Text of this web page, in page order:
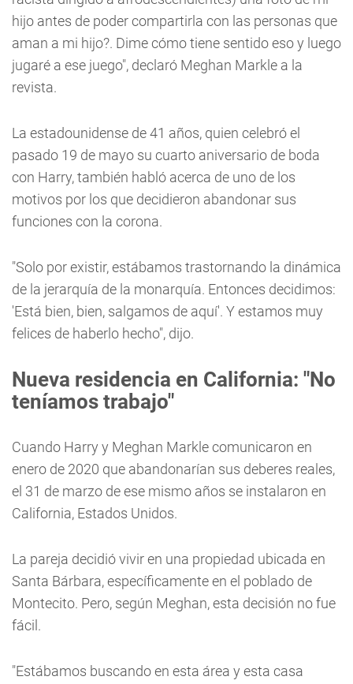
hijo antes de poder compartirla con las personas que
aman a mi hijo?. Dime cómo tiene sentido eso y luego
jugaré a ese juego", declaró Meghan Markle a la
revista.
La estadounidense de 41 años, quien celebró el
pasado 19 de mayo su cuarto aniversario de boda
con Harry, también habló acerca de uno de los
motivos por los que decidieron abandonar sus
funciones con la corona.
"Solo por existir, estábamos trastornando la dinámica
de la jerarquía de la monarquía. Entonces decidimos:
'Está bien, bien, salgamos de aquí'. Y estamos muy
felices de haberlo hecho", dijo.
Nueva residencia en California: "No
teníamos trabajo"
Cuando Harry y Meghan Markle comunicaron en
enero de 2020 que abandonarían sus deberes reales,
el 31 de marzo de ese mismo años se instalaron en
California, Estados Unidos.
La pareja decidió vivir en una propiedad ubicada en
Santa Bárbara, específicamente en el poblado de
Montecito. Pero, según Meghan, esta decisión no fue
fácil.
"Estábamos buscando en esta área y esta casa